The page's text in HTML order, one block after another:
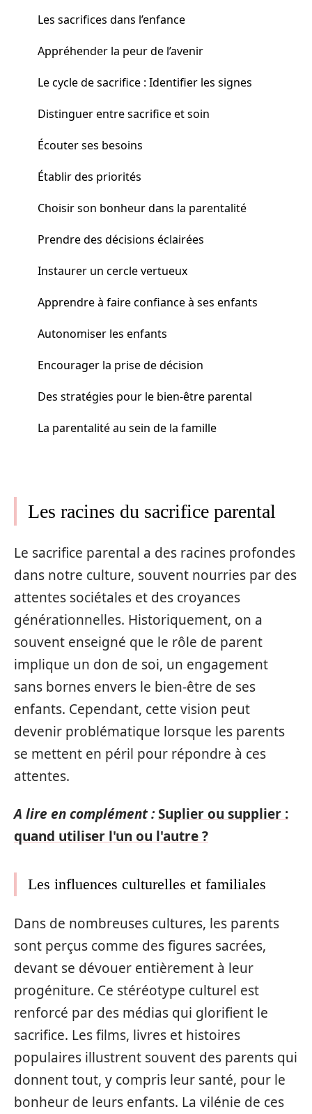
Les sacrifices dans l’enfance
Appréhender la peur de l’avenir
Le cycle de sacrifice : Identifier les signes
Distinguer entre sacrifice et soin
Écouter ses besoins
Établir des priorités
Choisir son bonheur dans la parentalité
Prendre des décisions éclairées
Instaurer un cercle vertueux
Apprendre à faire confiance à ses enfants
Autonomiser les enfants
Encourager la prise de décision
Des stratégies pour le bien-être parental
La parentalité au sein de la famille
Les racines du sacrifice parental
Le sacrifice parental a des racines profondes
dans notre culture, souvent nourries par des
attentes sociétales et des croyances
générationnelles. Historiquement, on a
souvent enseigné que le rôle de parent
implique un don de soi, un engagement
sans bornes envers le bien-être de ses
enfants. Cependant, cette vision peut
devenir problématique lorsque les parents
se mettent en péril pour répondre à ces
attentes.
A lire en complément :Suplier ou supplier :
quand utiliser l'un ou l'autre ?
Les influences culturelles et familiales
Dans de nombreuses cultures, les parents
sont perçus comme des figures sacrées,
devant se dévouer entièrement à leur
progéniture. Ce stéréotype culturel est
renforcé par des médias qui glorifient le
sacrifice. Les films, livres et histoires
populaires illustrent souvent des parents qui
donnent tout, y compris leur santé, pour le
bonheur de leurs enfants. La vilénie de ces